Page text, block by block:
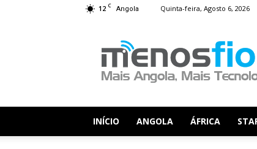
12 C Angola Quinta-feira, Agosto 6, 2026
Fios
INÍCIO ANGOLA ÁFRICA